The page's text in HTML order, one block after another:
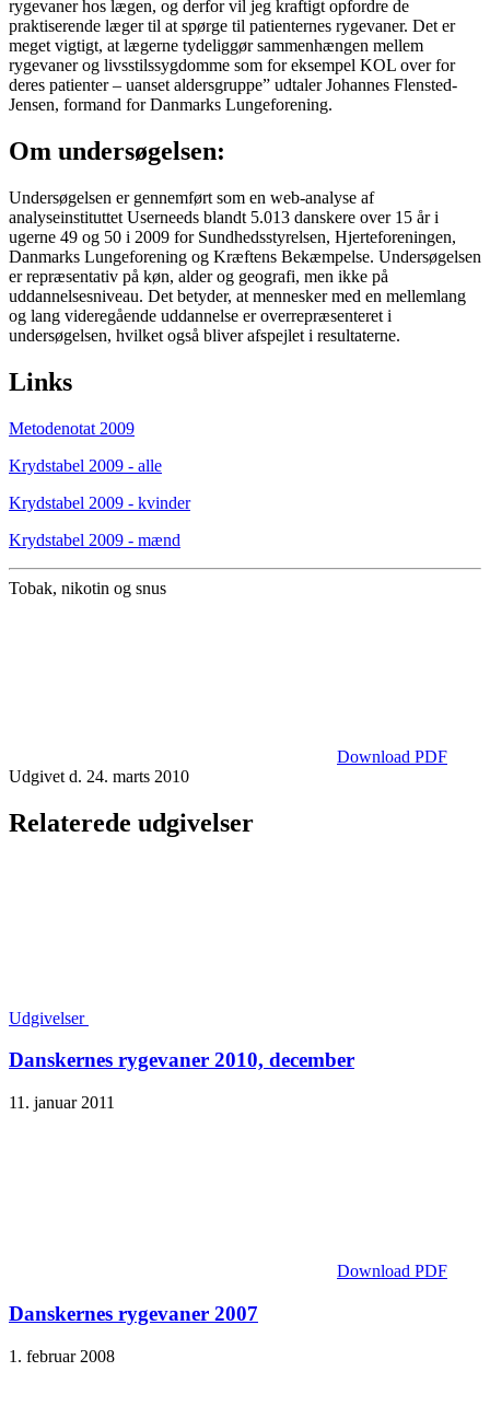
rygevaner hos lægen, og derfor vil jeg kraftigt opfordre de
praktiserende læger til at spørge til patienternes rygevaner. Det er
meget vigtigt, at lægerne tydeliggør sammenhængen mellem
rygevaner og livsstilssygdomme som for eksempel KOL over for
deres patienter – uanset aldersgruppe” udtaler Johannes Flensted-
Jensen, formand for Danmarks Lungeforening.
Om undersøgelsen:
Undersøgelsen er gennemført som en web-analyse af
analyseinstituttet Userneeds blandt 5.013 danskere over 15 år i
ugerne 49 og 50 i 2009 for Sundhedsstyrelsen, Hjerteforeningen,
Danmarks Lungeforening og Kræftens Bekæmpelse. Undersøgelsen
er repræsentativ på køn, alder og geografi, men ikke på
uddannelsesniveau. Det betyder, at mennesker med en mellemlang
og lang videregående uddannelse er overrepræsenteret i
undersøgelsen, hvilket også bliver afspejlet i resultaterne.
Links
Metodenotat 2009
Krydstabel 2009 - alle
Krydstabel 2009 - kvinder
Krydstabel 2009 - mænd
Tobak, nikotin og snus
Download PDF
Udgivet d. 24. marts 2010
Relaterede udgivelser
Udgivelser
Danskernes rygevaner 2010, december
11. januar 2011
Download PDF
Danskernes rygevaner 2007
1. februar 2008